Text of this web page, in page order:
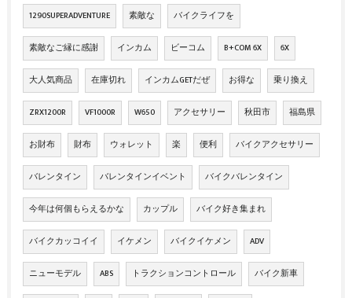
1290SUPERADVENTURE 素敵な バイクライフを
素敵なご縁に感謝 インカム ビーコム B+COM 6X 6X
大人気商品 在庫切れ インカムGETだぜ お得な 乗り換え
ZRX1200R VF1000R W650 アクセサリー 秋田市 福島県
お財布 財布 ウォレット 楽 便利 バイクアクセサリー
バレンタイン バレンタインイベント バイクバレンタイン
今年は何個もらえるかな カップル バイク好き集まれ
バイクカッコイイ イケメン バイクイケメン ADV
ニューモデル ABS トラクションコントロール バイク新車